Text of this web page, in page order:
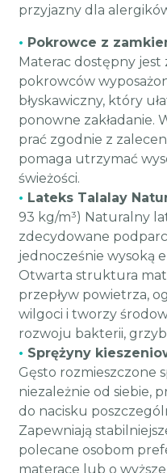
przyjazny dla
• Pokrowce z
Materac dostępny
pokrowców
błyskawiczny, który
ponowne zakładanie.
prać zgodnie z
pomaga utrzymać
świeżości.
• Lateks Talalay
93 kg/m³) Naturalny
zdecydowane
jednocześnie wysoką
Otwarta struktura
przepływ powietrza,
wilgoci i tworzy
rozwoju bakterii,
• Sprężyny
Gęsto rozmieszczone
niezależnie od siebie,
do nacisku
Zapewniają
polecane osobom
materace lub o wyższej